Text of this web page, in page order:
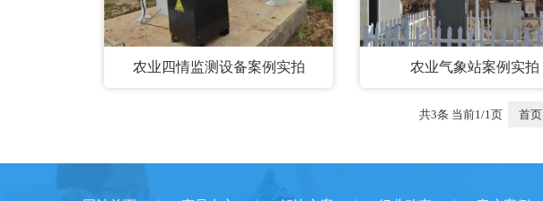
农业四情监测设备案例实拍 农业气象站案例实拍
共3条 当前1/1页 首页